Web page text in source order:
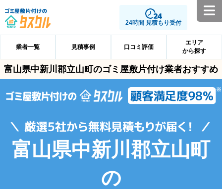
24時間 見積もり受付
業者一覧 見積事例 口コミ評価
エリア
から探す
富山県中新川郡立山町のゴミ屋敷片付け業者おすすめ
富山県中新川郡立山町
の